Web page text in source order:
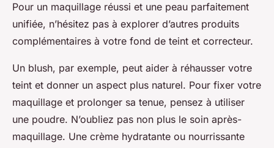
Pour un maquillage réussi et une peau parfaitement
unifiée, n’hésitez pas à explorer d’autres produits
complémentaires à votre fond de teint et correcteur.
Un blush, par exemple, peut aider à réhausser votre
teint et donner un aspect plus naturel. Pour fixer votre
maquillage et prolonger sa tenue, pensez à utiliser
une poudre. N’oubliez pas non plus le soin après-
maquillage. Une crème hydratante ou nourrissante